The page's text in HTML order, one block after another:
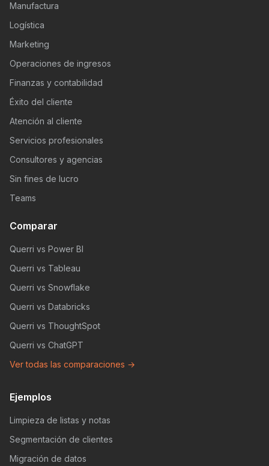
Manufactura
Logística
Marketing
Operaciones de ingresos
Finanzas y contabilidad
Éxito del cliente
Atención al cliente
Servicios profesionales
Consultores y agencias
Sin fines de lucro
Teams
Comparar
Querri vs Power BI
Querri vs Tableau
Querri vs Snowflake
Querri vs Databricks
Querri vs ThoughtSpot
Querri vs ChatGPT
Ver todas las comparaciones →
Ejemplos
Limpieza de listas y notas
Segmentación de clientes
Migración de datos